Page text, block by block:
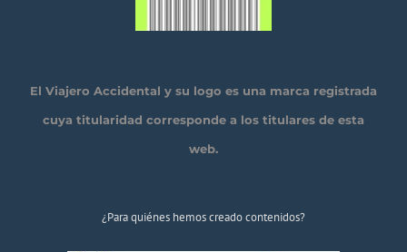
El Viajero Accidental y su logo es una marca registrada
cuya titularidad corresponde a los titulares de esta
web.
¿Para quiénes hemos creado contenidos?